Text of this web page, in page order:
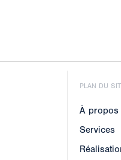
PLAN DU
À propos
Services